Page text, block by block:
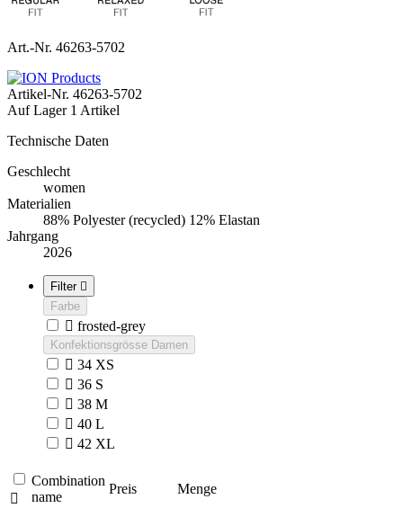
Art.-Nr. 46263-5702
Artikel-Nr. 46263-5702
Auf Lager 1 Artikel
Technische Daten
Geschlecht
women
Materialien
88% Polyester (recycled) 12% Elastan
Jahrgang
2026
Filter 
Farbe
 frosted-grey
Konfektionsgrösse Damen
 34 XS
 36 S
 38 M
 40 L
 42 XL

Combination
name
Preis Menge